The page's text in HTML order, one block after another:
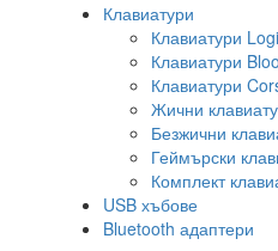
Клавиатури
Клавиатури
Клавиатури
Клавиатури
Жични
Безжични
Геймърски
Комплект
USB хъбове
Bluetooth адаптери